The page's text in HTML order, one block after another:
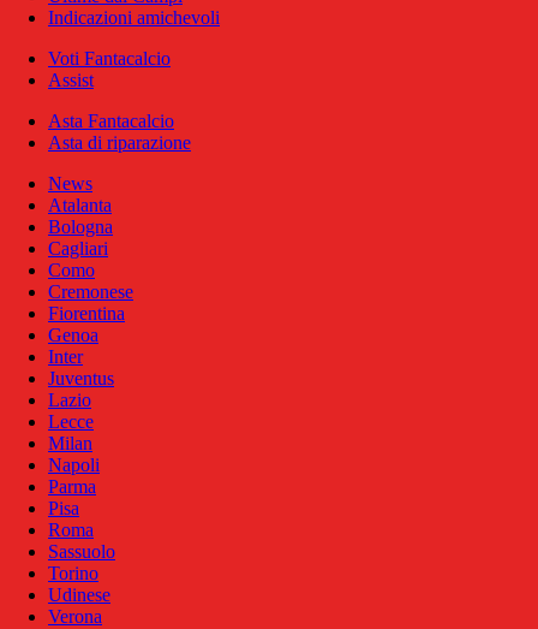
Indicazioni amichevoli
Voti Fantacalcio
Assist
Asta Fantacalcio
Asta di riparazione
News
Atalanta
Bologna
Cagliari
Como
Cremonese
Fiorentina
Genoa
Inter
Juventus
Lazio
Lecce
Milan
Napoli
Parma
Pisa
Roma
Sassuolo
Torino
Udinese
Verona